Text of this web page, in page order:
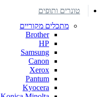
טונרים ותופים
מתכלים מקוריים
Brother
HP
Samsung
Canon
Xerox
Pantum
Kyocera